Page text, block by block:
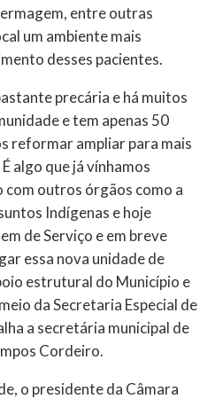
entre outras
um ambiente mais
desses pacientes.
precária e há muitos
e tem apenas 50
reformar ampliar para mais
algo que já vínhamos
com outros órgãos como a
Indígenas e hoje
de Serviço e em breve
essa nova unidade de
estrutural do Município e
da Secretaria Especial de
a secretária municipal de
Cordeiro.
o presidente da Câmara